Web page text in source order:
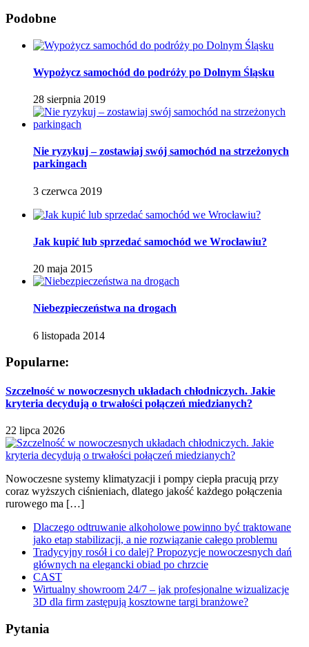
Podobne
Wypożycz samochód do podróży po Dolnym Śląsku
28 sierpnia 2019
Nie ryzykuj – zostawiaj swój samochód na strzeżonych
parkingach
3 czerwca 2019
Jak kupić lub sprzedać samochód we Wrocławiu?
20 maja 2015
Niebezpieczeństwa na drogach
6 listopada 2014
Popularne:
Szczelność w nowoczesnych układach chłodniczych. Jakie
kryteria decydują o trwałości połączeń miedzianych?
22 lipca 2026
Nowoczesne systemy klimatyzacji i pompy ciepła pracują przy
coraz wyższych ciśnieniach, dlatego jakość każdego połączenia
rurowego ma […]
Dlaczego odtruwanie alkoholowe powinno być traktowane
jako etap stabilizacji, a nie rozwiązanie całego problemu
Tradycyjny rosół i co dalej? Propozycje nowoczesnych dań
głównych na elegancki obiad po chrzcie
CAST
Wirtualny showroom 24/7 – jak profesjonalne wizualizacje
3D dla firm zastępują kosztowne targi branżowe?
Pytania